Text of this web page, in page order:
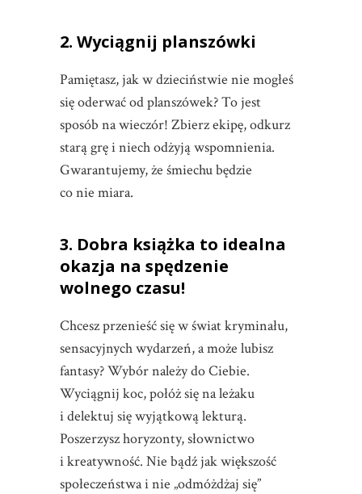
2. Wyciągnij planszówki
Pamiętasz, jak w dzieciństwie nie mogłeś
się oderwać od planszówek? To jest
sposób na wieczór! Zbierz ekipę, odkurz
starą grę i niech odżyją wspomnienia.
Gwarantujemy, że śmiechu będzie
co nie miara.
3. Dobra książka to idealna
okazja na spędzenie
wolnego czasu!
Chcesz przenieść się w świat kryminału,
sensacyjnych wydarzeń, a może lubisz
fantasy? Wybór należy do Ciebie.
Wyciągnij koc, połóż się na leżaku
i delektuj się wyjątkową lekturą.
Poszerzysz horyzonty, słownictwo
i kreatywność. Nie bądź jak większość
społeczeństwa i nie „odmóżdżaj się”